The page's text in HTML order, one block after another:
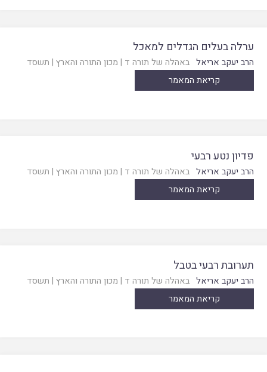
ערלה בעלים הגדלים למאכל
הרב יעקב אריאל באהלה של תורה ד | מכון התורה והארץ | תשסד
קריאת המאמר
פדיון נטע רבעי
הרב יעקב אריאל באהלה של תורה ד | מכון התורה והארץ | תשסד
קריאת המאמר
תערובת רבעי בטבל
הרב יעקב אריאל באהלה של תורה ד | מכון התורה והארץ | תשסד
קריאת המאמר